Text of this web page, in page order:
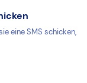
eine SMS schicken,